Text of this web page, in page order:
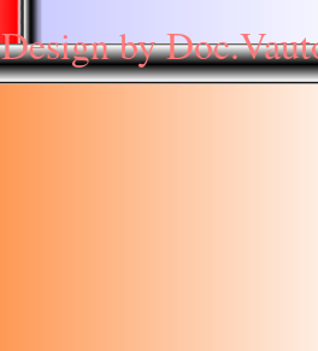
Design by